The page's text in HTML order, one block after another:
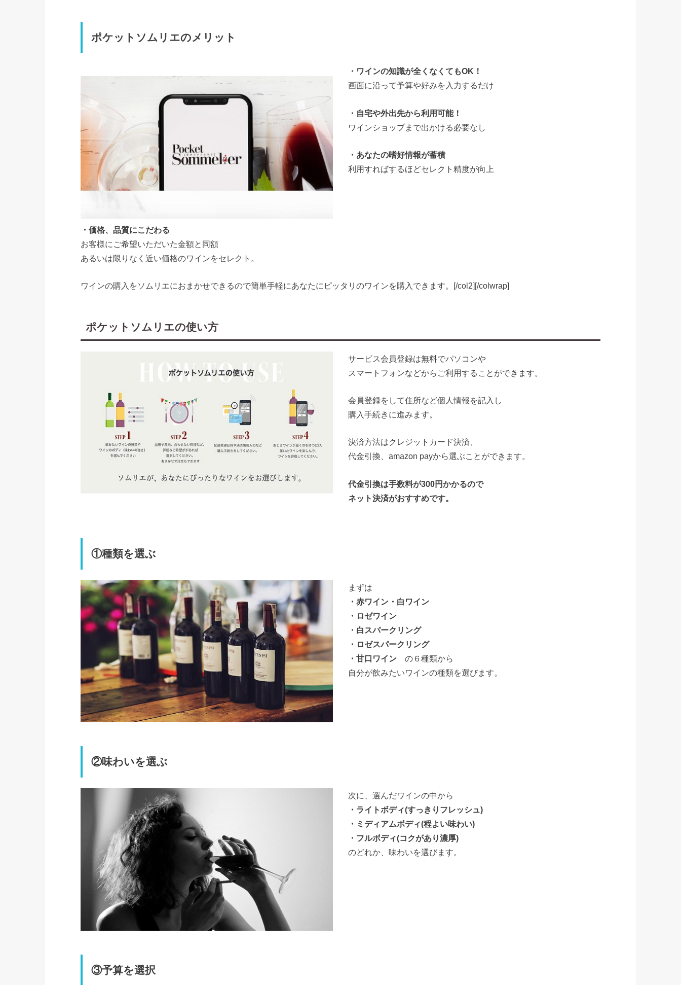
ポケットソムリエのメリット
・ワインの知識が全くなくてもOK！
画面に沿って予算や好みを入力するだけ
・自宅や外出先から利用可能！
ワインショップまで出かける必要なし
・あなたの嗜好情報が蓄積
利用すればするほどセレクト精度が向上
・価格、品質にこだわる
お客様にご希望いただいた金額と同額
あるいは限りなく近い価格のワインをセレクト。
ワインの購入をソムリエにおまかせできるので簡単手軽にあなたにピッタリのワインを購入できます。[/col2][/colwrap]
ポケットソムリエの使い方
サービス会員登録は無料でパソコンや
スマートフォンなどからご利用することができます。
会員登録をして住所など個人情報を記入し
購入手続きに進みます。
決済方法はクレジットカード決済、
代金引換、amazon payから選ぶことができます。
代金引換は手数料が300円かかるので
ネット決済がおすすめです。
①種類を選ぶ
まずは
・赤ワイン・白ワイン
・ロゼワイン
・白スパークリング
・ロゼスパークリング
・甘口ワインの６種類から
自分が飲みたいワインの種類を選びます。
②味わいを選ぶ
次に、選んだワインの中から
・ライトボディ(すっきりフレッシュ)
・ ミディアムボディ(程よい味わい)
・フルボディ(コクがあり濃厚)
のどれか、味わいを選びます。
③予算を選択